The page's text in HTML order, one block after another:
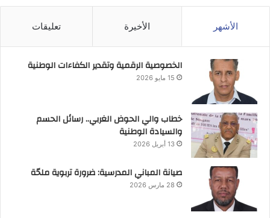
الأشهر الأخيرة تعليقات
الخصوصية الرقمية وتقدير الكفاءات الوطنية
15 مايو 2026
خطاب والي الحوض الغربي.. رسائل الحسم
والسيادة الوطنية
13 أبريل 2026
صيانة المباني المدرسية: ضرورة تربوية ملحّة
28 مارس 2026